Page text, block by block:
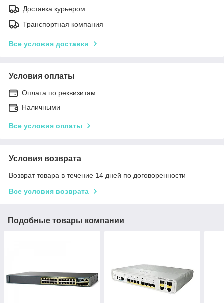
Доставка курьером
Транспортная компания
Все условия доставки
Условия оплаты
Оплата по реквизитам
Наличными
Все условия оплаты
Условия возврата
Возврат товара в течение 14 дней по договоренности
Все условия возврата
Подобные товары компании